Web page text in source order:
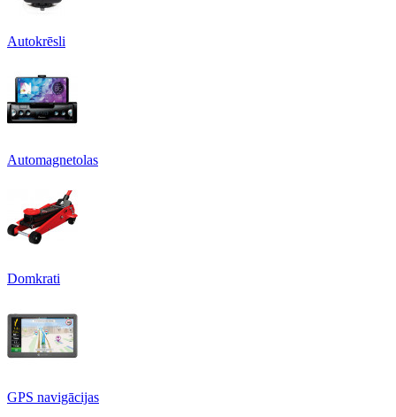
Autokrēsli
Automagnetolas
Domkrati
GPS navigācijas